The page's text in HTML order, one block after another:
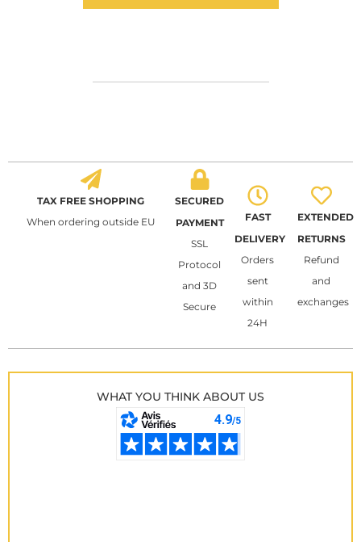
TAX FREE SHOPPING
When ordering outside EU
SECURED
PAYMENT
SSL
Protocol
and 3D
Secure
FAST
DELIVERY
Orders
sent
within
24H
EXTENDED
RETURNS
Refund
and
exchanges
WHAT YOU THINK ABOUT US